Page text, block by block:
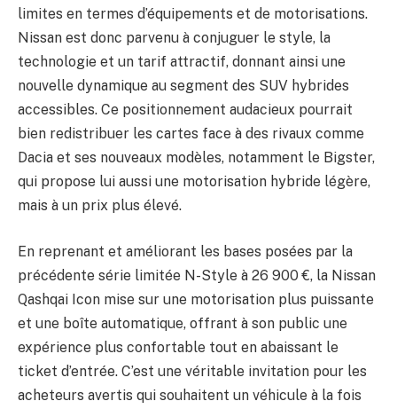
limites en termes d’équipements et de motorisations.
Nissan est donc parvenu à conjuguer le style, la
technologie et un tarif attractif, donnant ainsi une
nouvelle dynamique au segment des SUV hybrides
accessibles. Ce positionnement audacieux pourrait
bien redistribuer les cartes face à des rivaux comme
Dacia et ses nouveaux modèles, notamment le Bigster,
qui propose lui aussi une motorisation hybride légère,
mais à un prix plus élevé.
En reprenant et améliorant les bases posées par la
précédente série limitée N-Style à 26 900 €, la Nissan
Qashqai Icon mise sur une motorisation plus puissante
et une boîte automatique, offrant à son public une
expérience plus confortable tout en abaissant le
ticket d’entrée. C’est une véritable invitation pour les
acheteurs avertis qui souhaitent un véhicule à la fois